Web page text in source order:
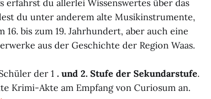
du allerlei Wissenswertes über das
du unter anderem alte Musikinstrumente,
bis zum 19. Jahrhundert, aber auch eine
aus der Geschichte der Region Waas.
der 1 . und 2. Stufe der Sekundarstufe.
Krimi-Akte am Empfang von Curiosum an.